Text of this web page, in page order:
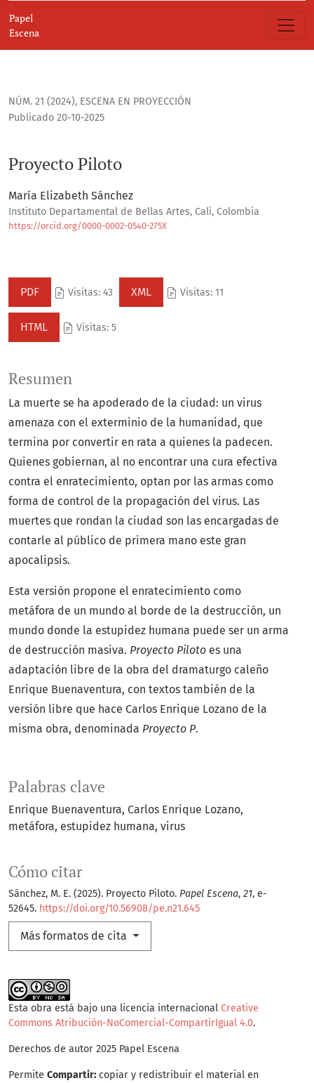
Papel
Escena
NÚM. 21 (2024), ESCENA EN PROYECCIÓN
Proyecto Piloto
Publicado 20-10-2025
María Elizabeth Sánchez
Instituto Departamental de Bellas Artes, Cali, Colombia
https://orcid.org/0000-0002-0540-275X
PDF Visitas: 43 XML Visitas: 11
HTML Visitas: 5
Palabras clave
Enrique Buenaventura Carlos Enrique Lozano
metáfora estupidez humana virus
Cómo citar
Sánchez, M. E. (2025). Proyecto Piloto. Papel Escena, 21, e-
52645. https://doi.org/10.56908/pe.n21.645
Más formatos de cita
Resumen
La muerte se ha apoderado de la ciudad: un virus
amenaza con el exterminio de la humanidad, que
termina por convertir en rata a quienes la padecen.
Quienes gobiernan, al no encontrar una cura efectiva
contra el enratecimiento, optan por las armas como
forma de control de la propagación del virus. Las
muertes que rondan la ciudad son las encargadas de
contarle al público de primera mano este gran
apocalipsis.
Esta versión propone el enratecimiento como
metáfora de un mundo al borde de la destrucción, un
mundo donde la estupidez humana puede ser un arma
de destrucción masiva. Proyecto Piloto es una
adaptación libre de la obra del dramaturgo caleño
Enrique Buenaventura, con textos también de la
versión libre que hace Carlos Enrique Lozano de la
misma obra, denominada Proyecto P.
Esta obra está bajo una licencia internacional Creative
Commons Atribución-NoComercial-CompartirIgual 4.0.
Derechos de autor 2025 Papel Escena
Permite Compartir: copiar y redistribuir el material en